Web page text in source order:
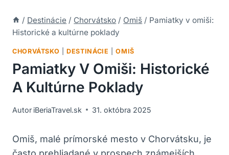
/ Destinácie / Chorvátsko / Omiš / Pamiatky v omiši:
Historické a kultúrne poklady
CHORVÁTSKO |DESTINÁCIE |OMIŠ
Pamiatky V Omiši: Historické
A Kultúrne Poklady
Autor iBeriaTravel.sk 31. októbra 2025
Omiš, malé prímorské mesto v Chorvátsku, je